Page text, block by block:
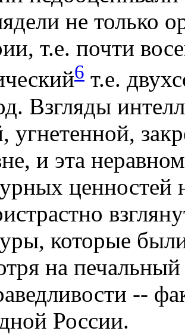
не только
т.е. почти
6 т.е.
Взгляды
угнетенной,
и эта
ценностей
которые
на
--
России.